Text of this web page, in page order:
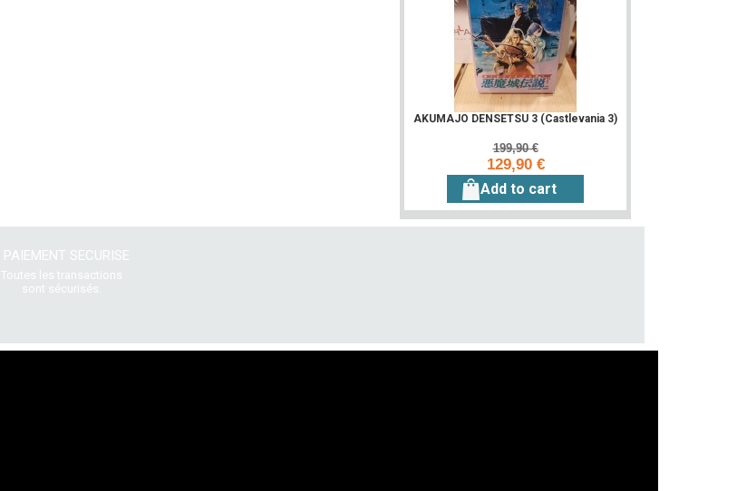
AKUMAJO DENSETSU 3 (Castlevania 3)
199,90 €
129,90 €
Add to cart
PAIEMENT SECURISE
Toutes les transactions
sont sécurisés.